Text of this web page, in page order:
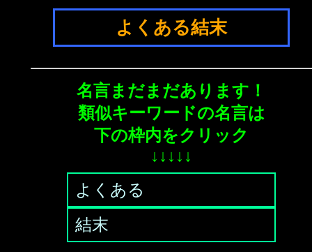
よくある結末
名言まだまだあります！
類似キーワードの名言は
下の枠内をクリック
↓↓↓↓↓
よくある
結末